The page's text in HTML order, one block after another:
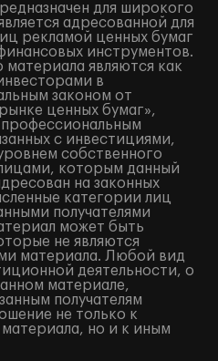
для широкого
адресованной для
рекламой ценных бумаг
инструментов.
материала являются как
в
законом от
ценных бумаг»,
с инвестициями,
собственного
которым данный
на законных
категории лиц
получателями
может быть
не являются
материала. Любой вид
деятельности, о
материале,
получателям
не только к
материала, но и к иным